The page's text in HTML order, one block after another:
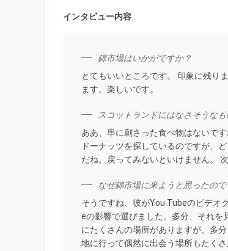
インタビュー内容
錦市場はいかがですか？
とてもいいところです。 印象に残り
ます。楽しいです。
スコットランドにはなさそうな
ああ、串に刺さった食べ物はないで
ドーナッツを探しているのですが、
だね。戻ってみないといけません。
なぜ錦市場に来ようと思ったので
そうですね、彼がYou Tubeのビデオ
eの影響で選びました。多分、それを
にたくさんの場所がありますが、多
地に行って偶然に出会う場所もたく